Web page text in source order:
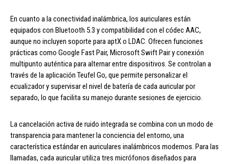
En cuanto a la conectividad inalámbrica, los auriculares están
equipados con Bluetooth 5.3 y compatibilidad con el códec AAC,
aunque no incluyen soporte para aptX o LDAC. Ofrecen funciones
prácticas como Google Fast Pair, Microsoft Swift Pair y conexión
multipunto auténtica para alternar entre dispositivos. Se controlan a
través de la aplicación Teufel Go, que permite personalizar el
ecualizador y supervisar el nivel de batería de cada auricular por
separado, lo que facilita su manejo durante sesiones de ejercicio.
La cancelación activa de ruido integrada se combina con un modo de
transparencia para mantener la conciencia del entorno, una
característica estándar en auriculares inalámbricos modernos. Para las
llamadas, cada auricular utiliza tres micrófonos diseñados para